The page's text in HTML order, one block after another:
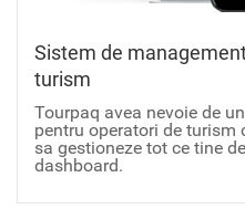
Sistem de
turism
Tourpaq avea nevoie de
pentru operatori de
sa gestioneze tot ce tine
dashboard.